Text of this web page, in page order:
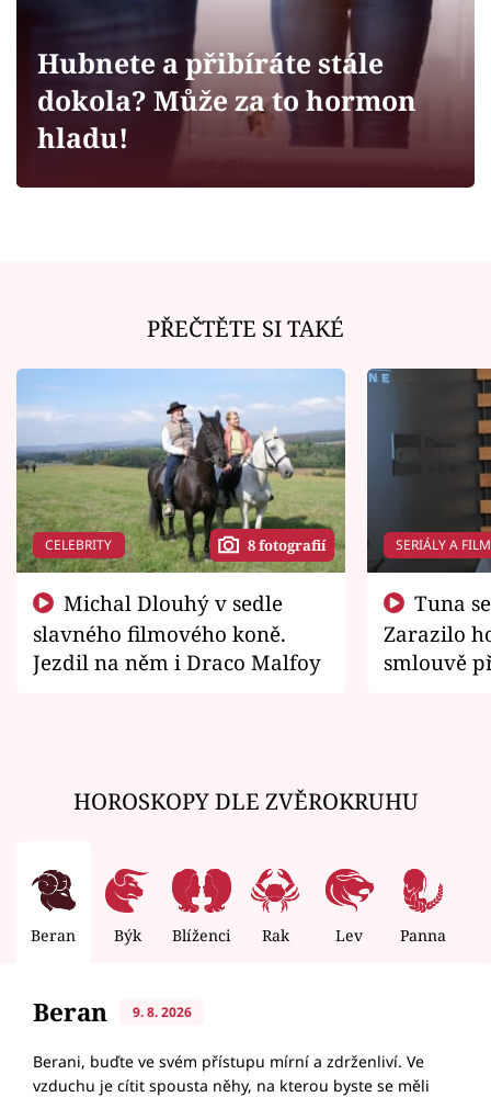
Sledujte prima+
Filmový festival Karlovy Vary
Sledujte nás
Hubnete a přibíráte stále
dokola? Může za to hormon
hladu!
PŘEČTĚTE SI TAKÉ
CELEBRITY 8 fotografií
slavného filmového koně.
Jezdil na něm i Draco Malfoy
SERIÁLY A
Zarazilo
smlouvě
HOROSKOPY DLE ZVĚROKRUHU
Beran Býk Blíženci Rak Lev Panna
Beran 9. 8. 2026
Berani, buďte ve svém přístupu mírní a zdrženliví. Ve
vzduchu je cítit spousta něhy, na kterou byste se měli